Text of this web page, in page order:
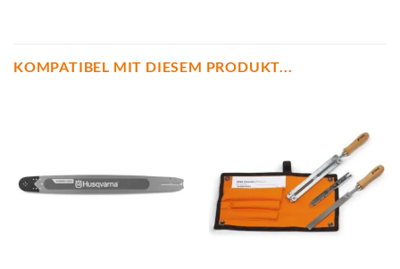
KOMPATIBEL MIT DIESEM PRODUKT...